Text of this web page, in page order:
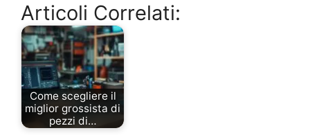
Articoli Correlati:
Come scegliere il
miglior grossista di
pezzi di…